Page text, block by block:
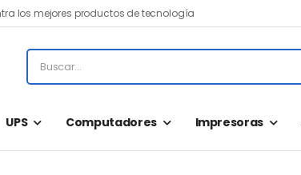
los mejores productos de tecnología
UPS Computadores Impresoras